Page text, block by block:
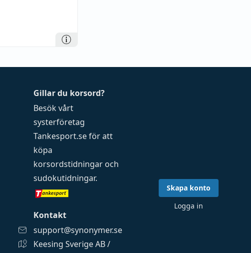
Gillar du korsord?
Besök vårt
systerföretag
Tankesport.seför att
köpa
korsordstidningar och
sudokutidningar.
Kontakt
support@synonymer.se
Keesing Sverige AB /
Skapa konto
Logga in